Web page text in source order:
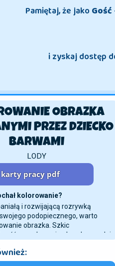
Pamiętaj, że jakoGość
i zyskaj dostęp
OBRAZKA
PRZEZ DZIECKO
BARWAMI
LODY
karty pracy pdf
kolorowanie?
i rozwijającą rozrywką
podopiecznego, warto
obrazka. Szkic
pomalowanie obrazka zgodnie
np.: łódź, ocean, malarz.